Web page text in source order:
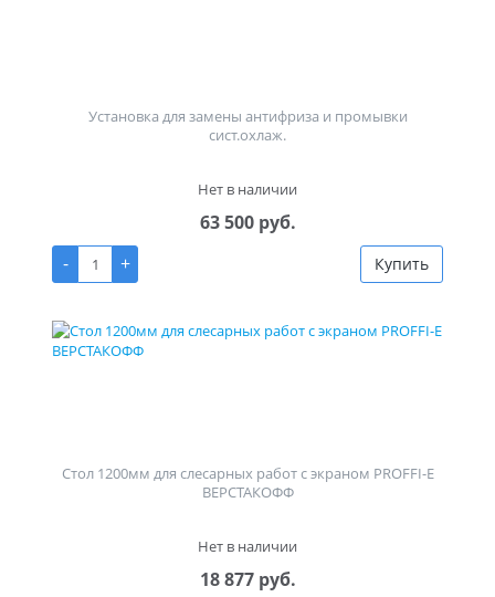
Установка для замены антифриза и промывки
сист.охлаж.
Нет в наличии
63 500 руб.
-
+ Купить
Стол 1200мм для слесарных работ с экраном PROFFI-E
ВЕРСТАКОФФ
Нет в наличии
18 877 руб.